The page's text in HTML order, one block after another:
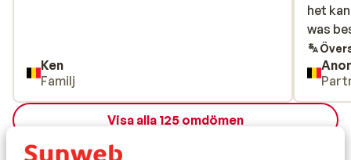
Ken
Familj
het
was
het
was
Visa alla 125 omdömen
Läge